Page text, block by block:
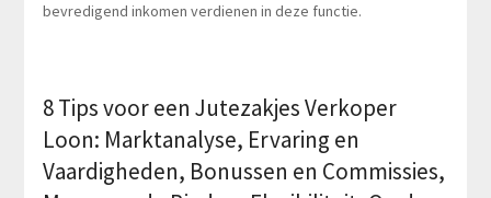
bevredigend inkomen verdienen in deze functie.
8 Tips voor een Jutezakjes Verkoper
Loon: Marktanalyse, Ervaring en
Vaardigheden, Bonussen en Commissies,